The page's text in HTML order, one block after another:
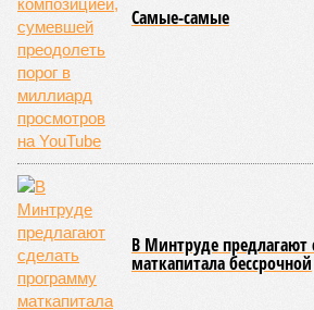
Самые-самые
В Минтруде предлагают
маткапитала бессрочной